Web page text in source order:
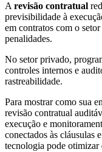
Arevisão contratual
previsibilidade à
em contratos com o
penalidades.
No setor privado,
controles internos e
rastreabilidade.
Para mostrar como sua
revisão contratual
execução e
conectados às cláusulas
tecnologia pode otimizar